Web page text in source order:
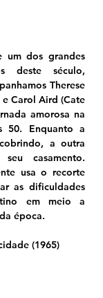
um dos grandes
deste século,
Therese
e Carol Aird (Cate
amorosa na
50. Enquanto a
a outra
casamento.
usa o recorte
as dificuldades
em meio a
época.
(1965)